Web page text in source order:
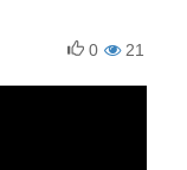
21
0